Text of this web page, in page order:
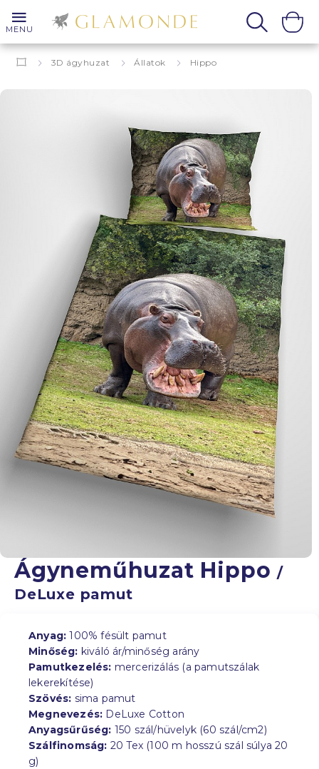
MENU
3D ágyhuzat Állatok Hippo
Ágyneműhuzat Hippo/
DeLuxe pamut
Anyag: 100% fésült pamut
Minőség: kiváló ár/minőség arány
Pamutkezelés: mercerizálás (a pamutszálak
lekerekítése)
Szövés: sima pamut
Megnevezés: DeLuxe Cotton
Anyagsűrűség: 150 szál/hüvelyk (60 szál/cm2)
Szálfinomság: 20 Tex (100 m hosszú szál súlya 20
g)